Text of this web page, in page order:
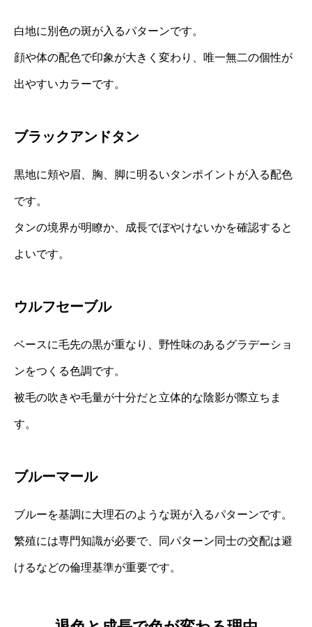
白地に別色の斑が入るパターンです。
顔や体の配色で印象が大きく変わり、唯一無二の個性が
出やすいカラーです。
ブラックアンドタン
黒地に頬や眉、胸、脚に明るいタンポイントが入る配色
です。
タンの境界が明瞭か、成長でぼやけないかを確認すると
よいです。
ウルフセーブル
ベースに毛先の黒が重なり、野性味のあるグラデーショ
ンをつくる色調です。
被毛の吹きや毛量が十分だと立体的な陰影が際立ちま
す。
ブルーマール
ブルーを基調に大理石のような斑が入るパターンです。
繁殖には専門知識が必要で、同パターン同士の交配は避
けるなどの倫理基準が重要です。